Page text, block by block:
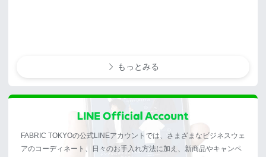
もっとみる
FABRIC TOKYOの公式LINEアカウントでは、さまざまなビジネスウェ
アのコーディネート、日々のお手入れ方法に加え、新商品やキャンペ